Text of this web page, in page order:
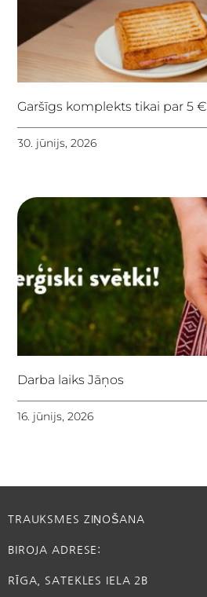
Garšīgs komplekts tikai par 5 €
30. jūnijs, 2026
Darba laiks Jāņos
16. jūnijs, 2026
TRAUKSMES ZIŅOŠANA
BIROJA ADRESE:
RĪGA, SATEKLES IELA 2B